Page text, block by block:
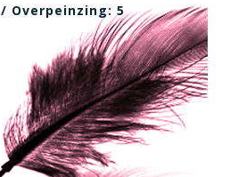
/ Overpeinzing: 5